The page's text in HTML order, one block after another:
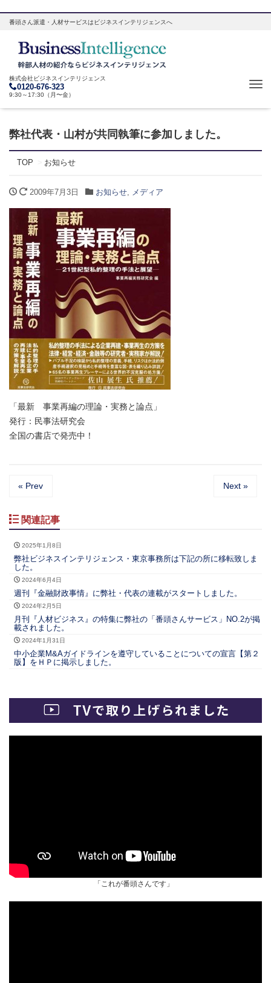
番頭さん派遣・人材サービスはビジネスインテリジェンスへ
株式会社ビジネスインテリジェンス
0120-676-323
9:30～17:30（月〜金）
弊社代表・山村が共同執筆に参加しました。
TOP お知らせ
2009年7月3日 お知らせ, メディア
「最新 事業再編の理論・実務と論点」
発行：民事法研究会
全国の書店で発売中！
« Prev Next »
関連記事
2025年1月8日
弊社ビジネスインテリジェンス・東京事務所は下記の所に移転致しま
した。
2024年6月4日
週刊『金融財政事情』に弊社・代表の連載がスタートしました。
2024年2月5日
月刊『人材ビジネス』の特集に弊社の「番頭さんサービス」NO.2が掲
載されました。
2024年1月31日
中小企業M&Aガイドラインを遵守していることについての宣言【第２
版】をＨＰに掲示しました。
「これが番頭さんです」